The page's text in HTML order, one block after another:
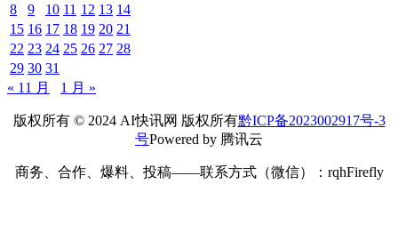
8
9 10 11 12 13 14
15 16 17 18 19 20 21
22 23 24 25 26 27 28
29 30 31
« 11 月
1 月 »
版权所有 © 2024 AI快讯网 版权所有黔ICP备2023002917号-3
号Powered by 腾讯云
商务、合作、爆料、投稿——联系方式（微信）：rqhFirefly